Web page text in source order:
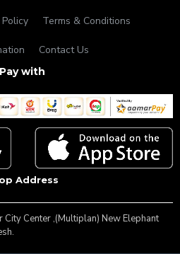
Terms & Conditions
Contact Us
Pay with
Address
Center ,(Multiplan) New Elephant